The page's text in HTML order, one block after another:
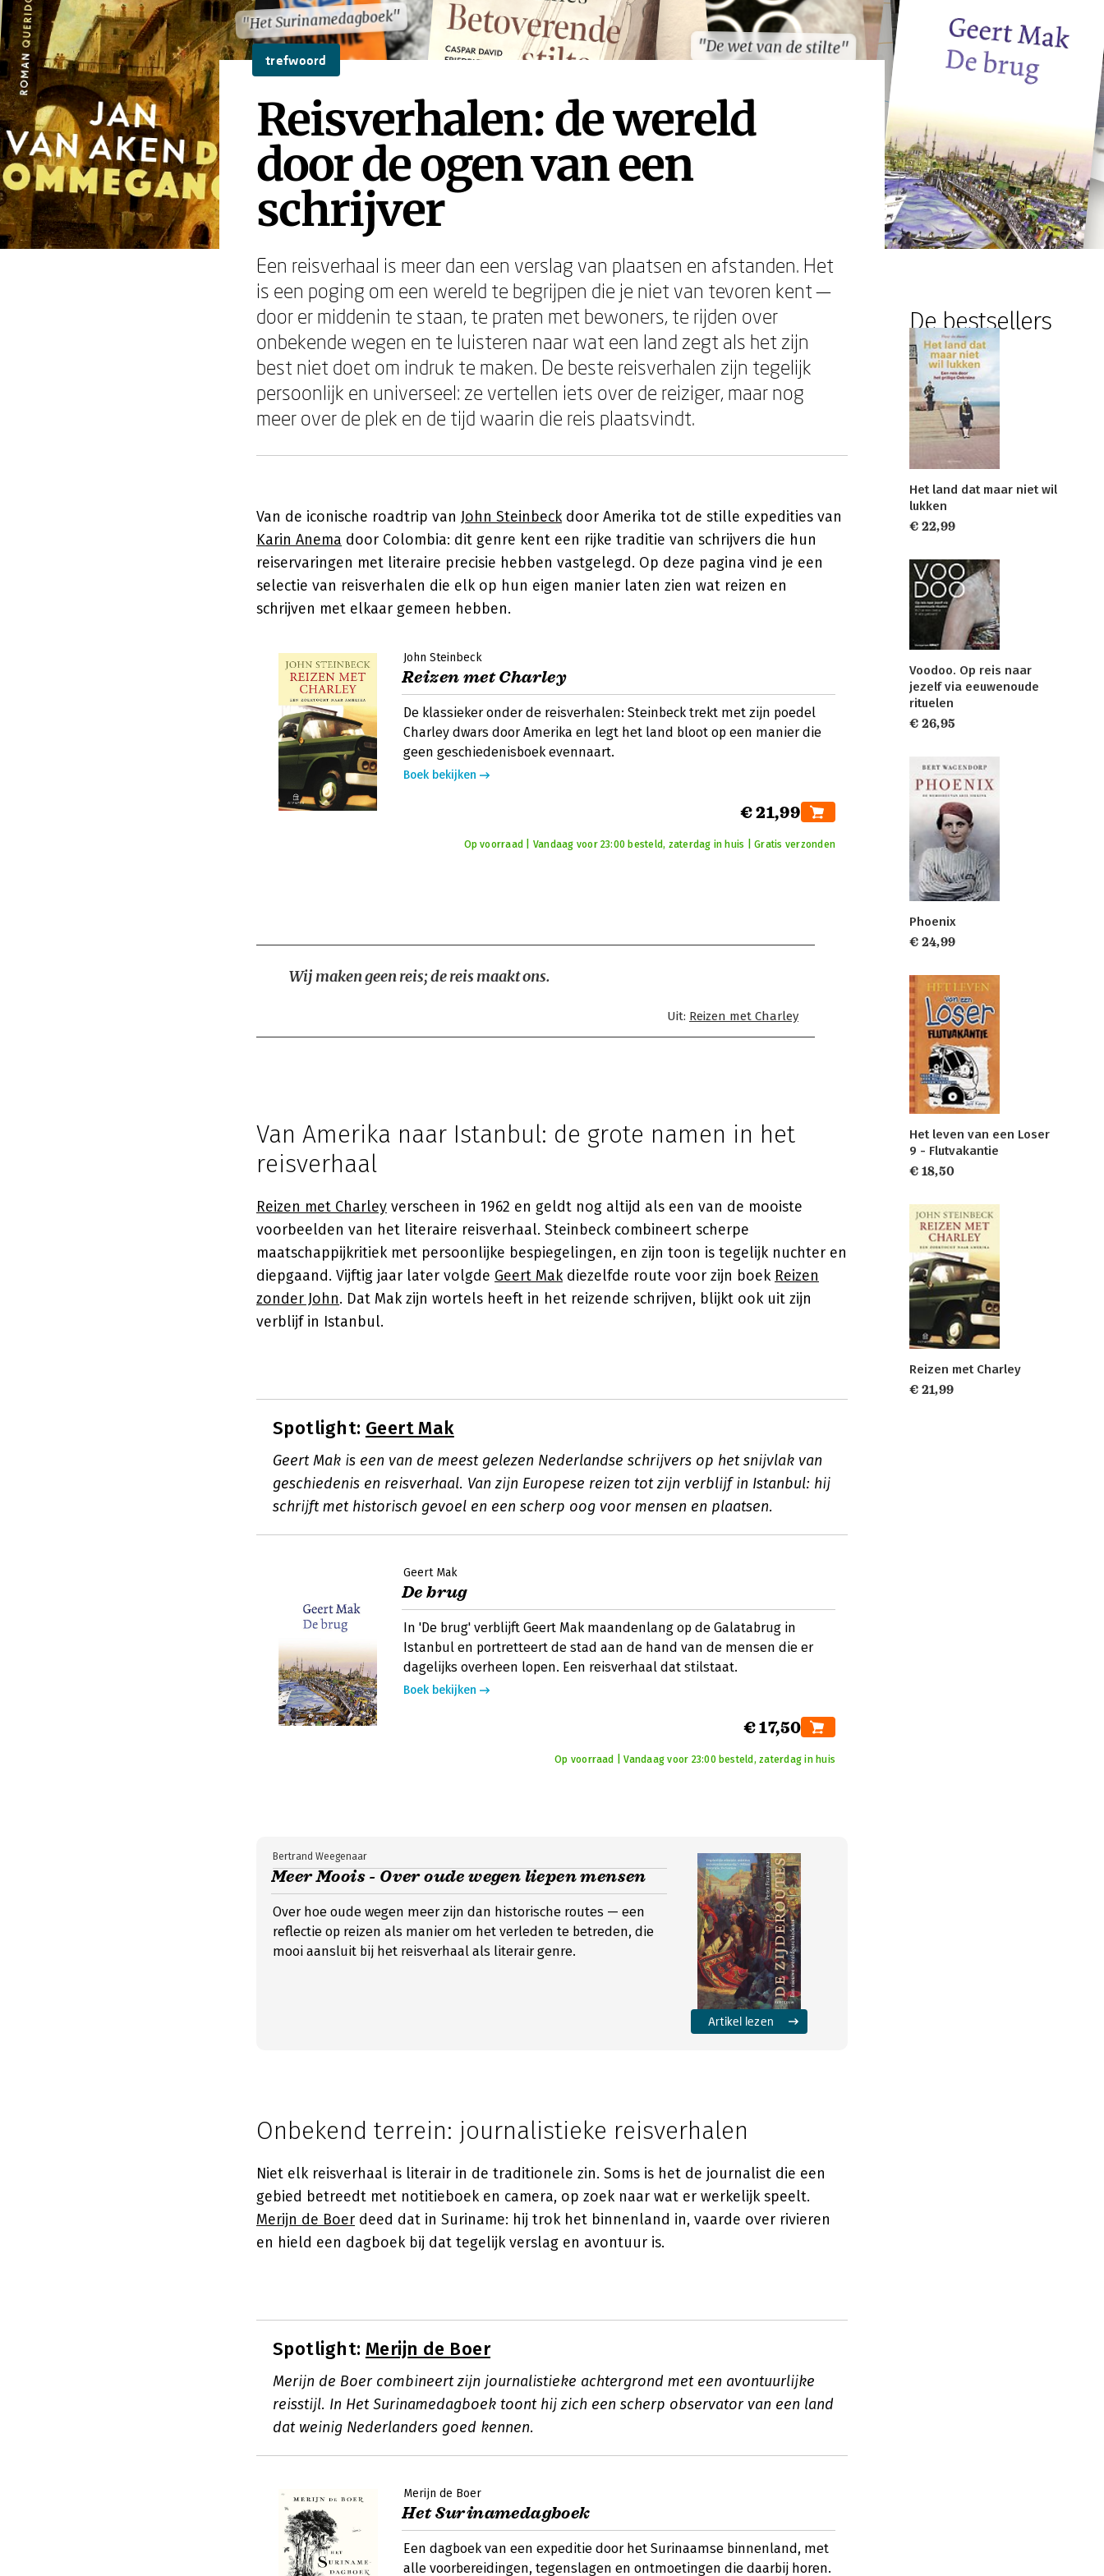
"Het Surinamedagboek"
"De wet van de stilte"
"Het Surinamedagboek"
"De wet van de stilte"
trefwoord
Reisverhalen: de wereld
door de ogen van een
schrijver
Een reisverhaal is meer dan een verslag van plaatsen en afstanden. Het
is een poging om een wereld te begrijpen die je niet van tevoren kent —
door er middenin te staan, te praten met bewoners, te rijden over
onbekende wegen en te luisteren naar wat een land zegt als het zijn
best niet doet om indruk te maken. De beste reisverhalen zijn tegelijk
persoonlijk en universeel: ze vertellen iets over de reiziger, maar nog
meer over de plek en de tijd waarin die reis plaatsvindt.
Van de iconische roadtrip van John Steinbeckdoor Amerika tot de stille expedities van
Karin Anema door Colombia: dit genre kent een rijke traditie van schrijvers die hun
reiservaringen met literaire precisie hebben vastgelegd. Op deze pagina vind je een
selectie van reisverhalen die elk op hun eigen manier laten zien wat reizen en
schrijven met elkaar gemeen hebben.
John Steinbeck
Reizen met Charley
De klassieker onder de reisverhalen: Steinbeck trekt met zijn poedel
Charley dwars door Amerika en legt het land bloot op een manier die
geen geschiedenisboek evennaart.
Boek bekijken
€ 21,99
Op voorraad | Vandaag voor 23:00 besteld, zaterdag in huis | Gratis verzonden
Wij maken geen reis; de reis maakt ons.
Uit: Reizen met Charley
Van Amerika naar Istanbul: de grote namen in het
reisverhaal
Reizen met Charley verscheen in 1962 en geldt nog altijd als een van de mooiste
voorbeelden van het literaire reisverhaal. Steinbeck combineert scherpe
maatschappijkritiek met persoonlijke bespiegelingen, en zijn toon is tegelijk nuchter en
diepgaand. Vijftig jaar later volgde Geert Makdiezelfde route voor zijn boek Reizen
zonder John. Dat Mak zijn wortels heeft in het reizende schrijven, blijkt ook uit zijn
verblijf in Istanbul.
Spotlight: Geert Mak
Geert Mak is een van de meest gelezen Nederlandse schrijvers op het snijvlak van
geschiedenis en reisverhaal. Van zijn Europese reizen tot zijn verblijf in Istanbul: hij
schrijft met historisch gevoel en een scherp oog voor mensen en plaatsen.
Geert Mak
De brug
In 'De brug' verblijft Geert Mak maandenlang op de Galatabrug in
Istanbul en portretteert de stad aan de hand van de mensen die er
dagelijks overheen lopen. Een reisverhaal dat stilstaat.
Boek bekijken
€ 17,50
Op voorraad | Vandaag voor 23:00 besteld, zaterdag in huis
Meer Moois - Over oude wegen liepen mensen
Bertrand Weegenaar
Over hoe oude wegen meer zijn dan historische routes — een
reflectie op reizen als manier om het verleden te betreden, die
mooi aansluit bij het reisverhaal als literair genre.
Artikel lezen
Onbekend terrein: journalistieke reisverhalen
Niet elk reisverhaal is literair in de traditionele zin. Soms is het de journalist die een
gebied betreedt met notitieboek en camera, op zoek naar wat er werkelijk speelt.
Merijn de Boer deed dat in Suriname: hij trok het binnenland in, vaarde over rivieren
en hield een dagboek bij dat tegelijk verslag en avontuur is.
Spotlight: Merijn de Boer
Merijn de Boer combineert zijn journalistieke achtergrond met een avontuurlijke
reisstijl. In Het Surinamedagboek toont hij zich een scherp observator van een land
dat weinig Nederlanders goed kennen.
Merijn de Boer
Het Surinamedagboek
Een dagboek van een expeditie door het Surinaamse binnenland, met
alle voorbereidingen, tegenslagen en ontmoetingen die daarbij horen.
De bestsellers
Het land dat maar niet wil
lukken
€ 22,99
Voodoo. Op reis naar
jezelf via eeuwenoude
rituelen
€ 26,95
Phoenix
€ 24,99
Het leven van een Loser
9 - Flutvakantie
€ 18,50
Reizen met Charley
€ 21,99